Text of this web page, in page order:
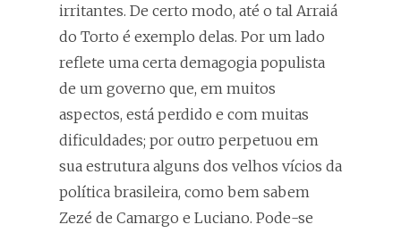
irritantes. De certo modo, até o tal Arraiá
do Torto é exemplo delas. Por um lado
reflete uma certa demagogia populista
de um governo que, em muitos
aspectos, está perdido e com muitas
dificuldades; por outro perpetuou em
sua estrutura alguns dos velhos vícios da
política brasileira, como bem sabem
Zezé de Camargo e Luciano. Pode-se